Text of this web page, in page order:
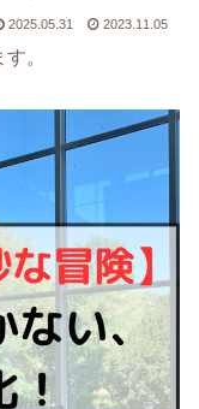
2025.05.31 2023.11.05
。